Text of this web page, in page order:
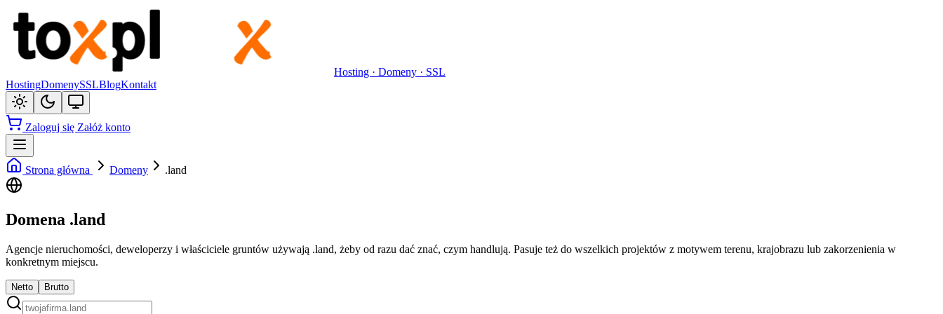
Hosting · Domeny · SSL
HostingDomenySSLBlogKontakt
Zaloguj się Załóż konto
Strona główna Domeny .land
Domena .land
Agencje nieruchomości, deweloperzy i właściciele gruntów używają .land, żeby od razu dać znać, czym handlują. Pasuje też do wszelkich projektów z motywem terenu, krajobrazu lub zakorzenienia w
konkretnym miejscu.
Netto Brutto